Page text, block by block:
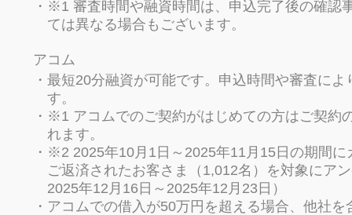
※1 審査時間や融資時間は、申込完了後の確認
ては異なる場合もございます。
アコム
最短20分融資が可能です。申込時間や審査に
す。
※1 アコムでのご契約がはじめての方はご契約
れます。
※2 2025年10月1日～2025年11月15日の期間
ご返済されたお客さま（1,012名）を対象にア
2025年12月16日～2025年12月23日）
アコムでの借入が50万円を超える場合、他社